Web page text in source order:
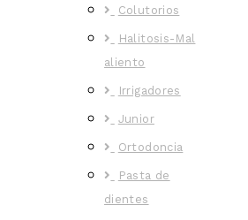
Colutorios
Halitosis-Mal
aliento
Irrigadores
Junior
Ortodoncia
Pasta de
dientes